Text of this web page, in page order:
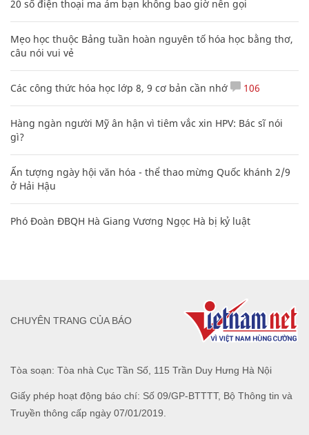
20 số điện thoại ma ám bạn không bao giờ nên gọi
Mẹo học thuộc Bảng tuần hoàn nguyên tố hóa học bằng thơ,
câu nói vui vẻ
Các công thức hóa học lớp 8, 9 cơ bản cần nhớ 106
Hàng ngàn người Mỹ ân hận vì tiêm vắc xin HPV: Bác sĩ nói
gì?
Ấn tượng ngày hội văn hóa - thể thao mừng Quốc khánh 2/9
ở Hải Hậu
Phó Đoàn ĐBQH Hà Giang Vương Ngọc Hà bị kỷ luật
Tòa soạn: Tòa nhà Cục Tần Số, 115 Trần Duy Hưng Hà Nội
Giấy phép hoạt động báo chí: Số 09/GP-BTTTT, Bộ Thông tin và
Truyền thông cấp ngày 07/01/2019.
CHUYÊN TRANG CỦA BÁO